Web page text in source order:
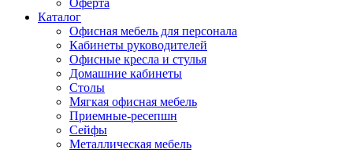
Оферта
Каталог
Офисная мебель для персонала
Кабинеты руководителей
Офисные кресла и стулья
Домашние кабинеты
Столы
Мягкая офисная мебель
Приемные-ресепшн
Сейфы
Металлическая мебель